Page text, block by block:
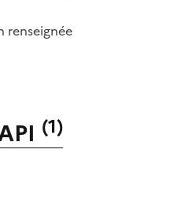
renseignée
(1)